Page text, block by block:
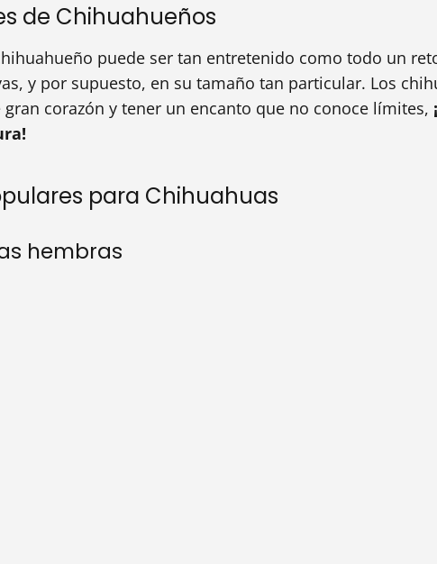
de Chihuahueños
puede ser tan entretenido como todo un
y por supuesto, en su tamaño tan particular. Los
corazón y tener un encanto que no conoce límites,
para Chihuahuas
hembras